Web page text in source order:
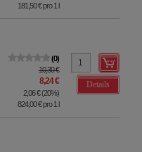
181,50 €pro 1 l
0
10,30 €
8,24 €
2,06 €(20%)
824,00 €pro 1 l
Details